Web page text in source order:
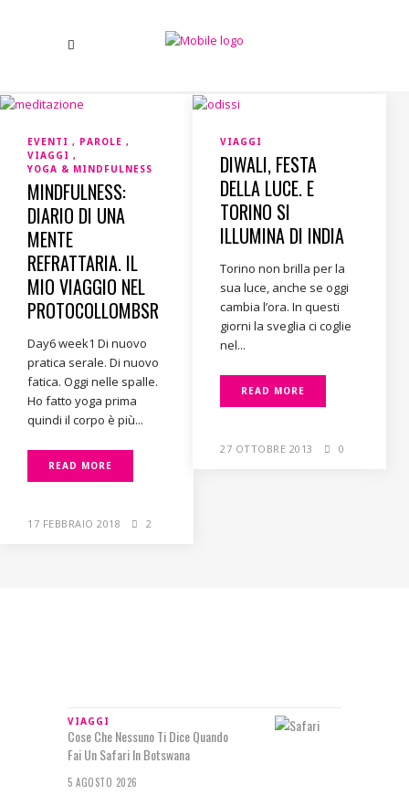
EVENTI
PAROLE
VIAGGI
YOGA & MINDFULNESS
MINDFULNESS:
DIARIO DI UNA
MENTE
REFRATTARIA. IL
MIO VIAGGIO NEL
PROTOCOLLOMBSR
Day6 week1 Di nuovo
pratica serale. Di nuovo
fatica. Oggi nelle spalle.
Ho fatto yoga prima
quindi il corpo è più...
READ MORE
17 FEBBRAIO 2018 2
VIAGGI
DIWALI, FESTA
DELLA LUCE. E
TORINO SI
ILLUMINA DI INDIA
Torino non brilla per la
sua luce, anche se oggi
cambia l’ora. In questi
giorni la sveglia ci coglie
nel...
READ MORE
27 OTTOBRE 2013 0
VIAGGI
Cose Che Nessuno Ti Dice Quando
Fai Un Safari In Botswana
5 AGOSTO 2026